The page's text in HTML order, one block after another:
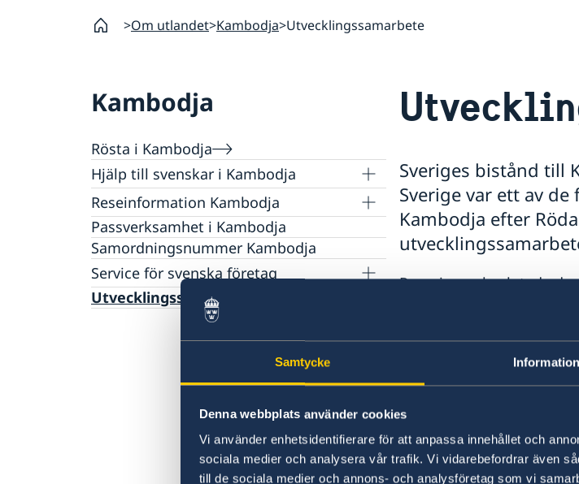
Samtycke Information
Denna webbplats använder cookies
Vi använder enhetsidentifierare för att anpassa innehållet och
sociala medier och analysera vår trafik. Vi vidarebefordrar även
till de sociala medier och annons- och analysföretag som vi
Om utlandet Kambodja Utvecklingssamarbete
Kambodja
Rösta i Kambodja
Hjälp till svenskar i Kambodja
Rösta i Kambodja
Konsulär service till svenskar utomlands
Om du blir sjuk eller skadar dig utomlands
Larmcentraler
Frihetsberövad i utlandet
Bosatt utomlands
Dödsfall utomlands
Efterlevandepension
Reseinformation Kambodja
Reseinformation Kambodja
Aktuella händelser
Allmänna säkerhetsläget
Terrorism
Naturförhållanden och katastrofer
In- och utresebestämmelser
Hälso- och sjukvård
Kriminalitet och personlig säkerhet
Passverksamhet i Kambodja
Samordningsnummer Kambodja
Service för svenska företag
Handel med utlandet
Utvecklingssamarbete
Sveriges bistånd till
Sverige var ett av
Kambodja efter
Regeringen beslutade
utvecklingssamarbetet
Det bilaterala
med Asien och
Kambodja inom
december 2021
ambassaden i Bangkok.